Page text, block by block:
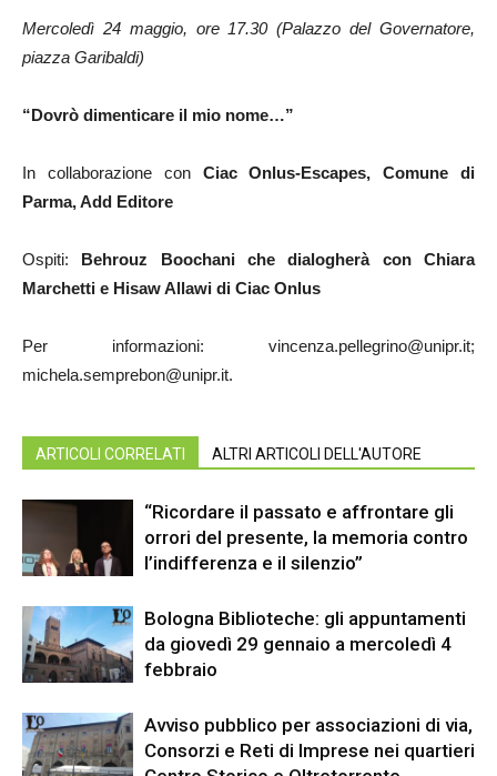
Mercoledì 24 maggio, ore 17.30 (Palazzo del Governatore,
piazza Garibaldi)
“Dovrò dimenticare il mio nome…”
In collaborazione con Ciac Onlus-Escapes, Comune di
Parma, Add Editore
Ospiti: Behrouz Boochani che dialogherà con Chiara
Marchetti e Hisaw Allawi di Ciac Onlus
Per informazioni: vincenza.pellegrino@unipr.it;
michela.semprebon@unipr.it.
ARTICOLI CORRELATI ALTRI ARTICOLI DELL'AUTORE
“Ricordare il passato e affrontare gli
orrori del presente, la memoria contro
l’indifferenza e il silenzio”
Bologna Biblioteche: gli appuntamenti
da giovedì 29 gennaio a mercoledì 4
febbraio
Avviso pubblico per associazioni di via,
Consorzi e Reti di Imprese nei quartieri